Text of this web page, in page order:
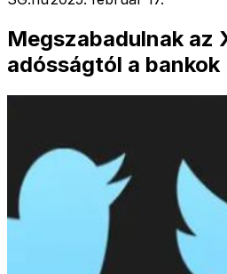
Megszabadulnak az
adósságtól a bankok